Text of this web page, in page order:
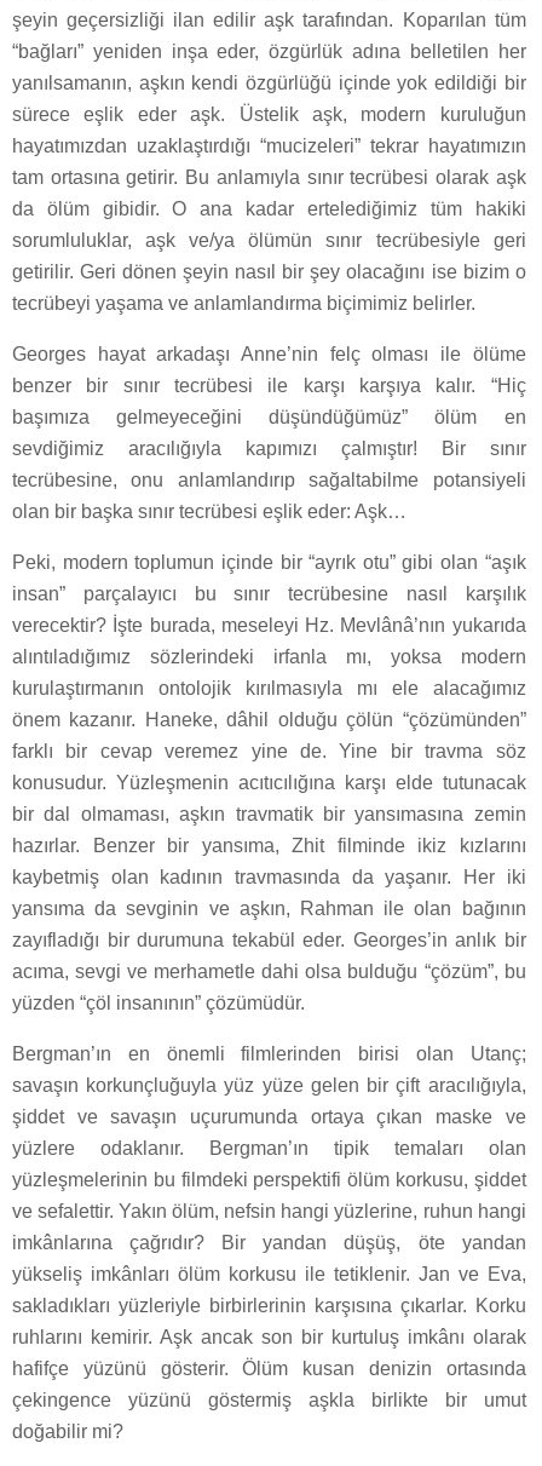
şeyin geçersizliği ilan edilir aşk tarafından. Koparılan tüm
“bağları” yeniden inşa eder, özgürlük adına belletilen her
yanılsamanın, aşkın kendi özgürlüğü içinde yok edildiği bir
sürece eşlik eder aşk. Üstelik aşk, modern kuruluğun
hayatımızdan uzaklaştırdığı “mucizeleri” tekrar hayatımızın
tam ortasına getirir. Bu anlamıyla sınır tecrübesi olarak aşk
da ölüm gibidir. O ana kadar ertelediğimiz tüm hakiki
sorumluluklar, aşk ve/ya ölümün sınır tecrübesiyle geri
getirilir. Geri dönen şeyin nasıl bir şey olacağını ise bizim o
tecrübeyi yaşama ve anlamlandırma biçimimiz belirler.
Georges hayat arkadaşı Anne’nin felç olması ile ölüme
benzer bir sınır tecrübesi ile karşı karşıya kalır. “Hiç
başımıza gelmeyeceğini düşündüğümüz” ölüm en
sevdiğimiz aracılığıyla kapımızı çalmıştır! Bir sınır
tecrübesine, onu anlamlandırıp sağaltabilme potansiyeli
olan bir başka sınır tecrübesi eşlik eder: Aşk…
Peki, modern toplumun içinde bir “ayrık otu” gibi olan “aşık
insan” parçalayıcı bu sınır tecrübesine nasıl karşılık
verecektir? İşte burada, meseleyi Hz. Mevlânâ’nın yukarıda
alıntıladığımız sözlerindeki irfanla mı, yoksa modern
kurulaştırmanın ontolojik kırılmasıyla mı ele alacağımız
önem kazanır. Haneke, dâhil olduğu çölün “çözümünden”
farklı bir cevap veremez yine de. Yine bir travma söz
konusudur. Yüzleşmenin acıtıcılığına karşı elde tutunacak
bir dal olmaması, aşkın travmatik bir yansımasına zemin
hazırlar. Benzer bir yansıma, Zhit filminde ikiz kızlarını
kaybetmiş olan kadının travmasında da yaşanır. Her iki
yansıma da sevginin ve aşkın, Rahman ile olan bağının
zayıfladığı bir durumuna tekabül eder. Georges’in anlık bir
acıma, sevgi ve merhametle dahi olsa bulduğu “çözüm”, bu
yüzden “çöl insanının” çözümüdür.
Bergman’ın en önemli filmlerinden birisi olan Utanç;
savaşın korkunçluğuyla yüz yüze gelen bir çift aracılığıyla,
şiddet ve savaşın uçurumunda ortaya çıkan maske ve
yüzlere odaklanır. Bergman’ın tipik temaları olan
yüzleşmelerinin bu filmdeki perspektifi ölüm korkusu, şiddet
ve sefalettir. Yakın ölüm, nefsin hangi yüzlerine, ruhun hangi
imkânlarına çağrıdır? Bir yandan düşüş, öte yandan
yükseliş imkânları ölüm korkusu ile tetiklenir. Jan ve Eva,
sakladıkları yüzleriyle birbirlerinin karşısına çıkarlar. Korku
ruhlarını kemirir. Aşk ancak son bir kurtuluş imkânı olarak
hafifçe yüzünü gösterir. Ölüm kusan denizin ortasında
çekingence yüzünü göstermiş aşkla birlikte bir umut
doğabilir mi?